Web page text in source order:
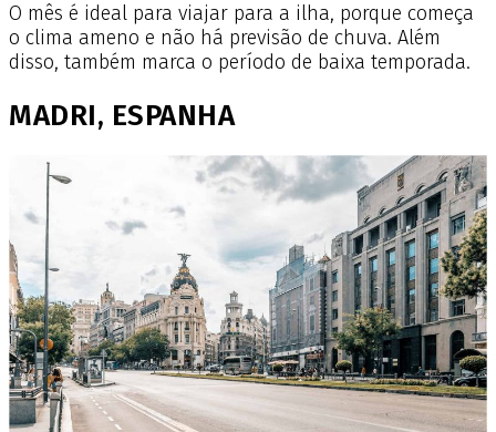
O mês é ideal para viajar para a ilha, porque começa
o clima ameno e não há previsão de chuva. Além
disso, também marca o período de baixa temporada.
MADRI, ESPANHA